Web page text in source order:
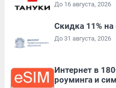
До 16 августа, 2026
Скидка 11%
До 31 августа, 2026
Интернет в
роуминга и